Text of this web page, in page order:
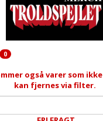
0
også varer som
kan fjernes via filter.